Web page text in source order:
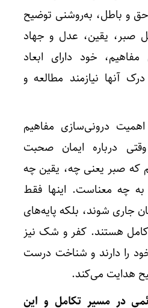
و باطل، به‌روشنی توضیح
صبر، یقین، عدل و جهاد
خود دارای ابعاد
آنها نیازمند مطالعه و
درونی‌سازی مفاهیم
درباره ایمان صحبت
که صبر یعنی چه، یقین چه
به چه معناست. اینها فقط
جاری شوند، بلکه پایه‌های
هستند. کفر و شک نیز
را دارند و شناخت درست
هدایت می‌کند.
در مسیر تکامل و این